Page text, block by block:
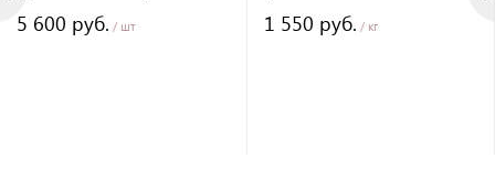
5 600 руб. / шт 1 550 руб. / кг